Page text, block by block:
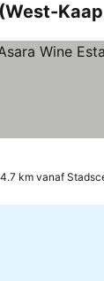
4.7 km vanaf